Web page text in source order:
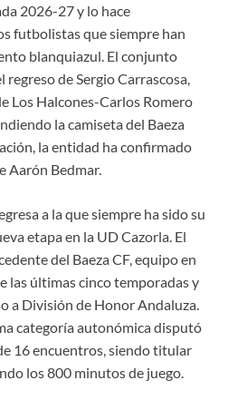
2026-27 y lo hace
futbolistas que siempre han
blanquiazul. El conjunto
de Sergio Carrascosa,
Los Halcones-Carlos Romero
la camiseta del Baeza
la entidad ha confirmado
Aarón Bedmar.
a la que siempre ha sido su
etapa en la UD Cazorla. El
del Baeza CF, equipo en
las últimas cinco temporadas y
a División de Honor Andaluza.
categoría autonómica disputó
16 encuentros, siendo titular
los 800 minutos de juego.